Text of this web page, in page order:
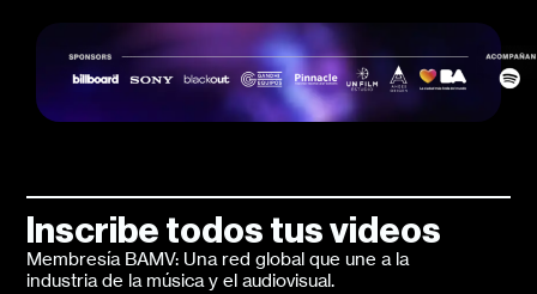
Inscribe todos tus videos
Membresía BAMV: Una red global que une a la
industria de la música y el audiovisual.